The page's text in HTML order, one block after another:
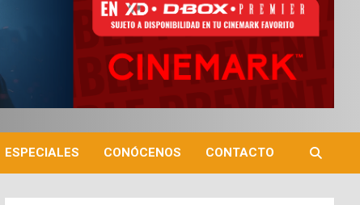
ESPECIALES CONÓCENOS CONTACTO